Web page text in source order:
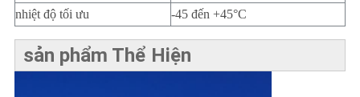
nhiệt độ tối ưu
-45 đến +45°C
sản phẩm Thể Hiện